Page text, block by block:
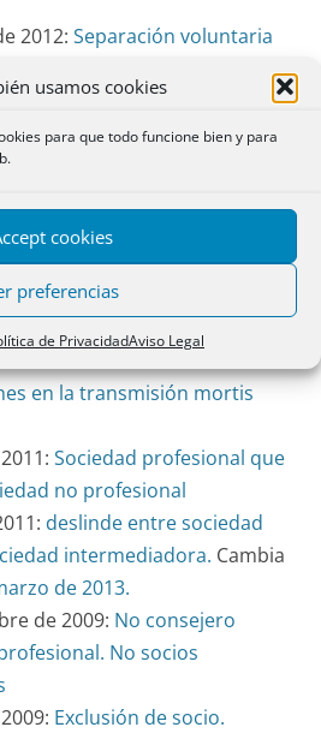
usamos cookies
para que todo funcione bien y para
cookies
preferencias
de PrivacidadAviso Legal
2012: Separación voluntaria
de 2011:Sociedades de
¿nuevo tipo?
2011.
estatutos
de 2011:Separación de
y no
en la transmisión mortis
Sociedad profesional que
no profesional
deslinde entre sociedad
intermediadora. Cambia
de 2013.
de 2009: No consejero
No socios
Exclusión de socio.